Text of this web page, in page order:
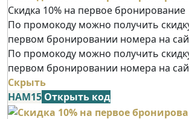
Скидка 10% на первое бронирование
По промокоду можно получить
первом бронировании номера на
По промокоду можно получить
первом бронировании номера на
Скрыть
НАМ15 Открыть код